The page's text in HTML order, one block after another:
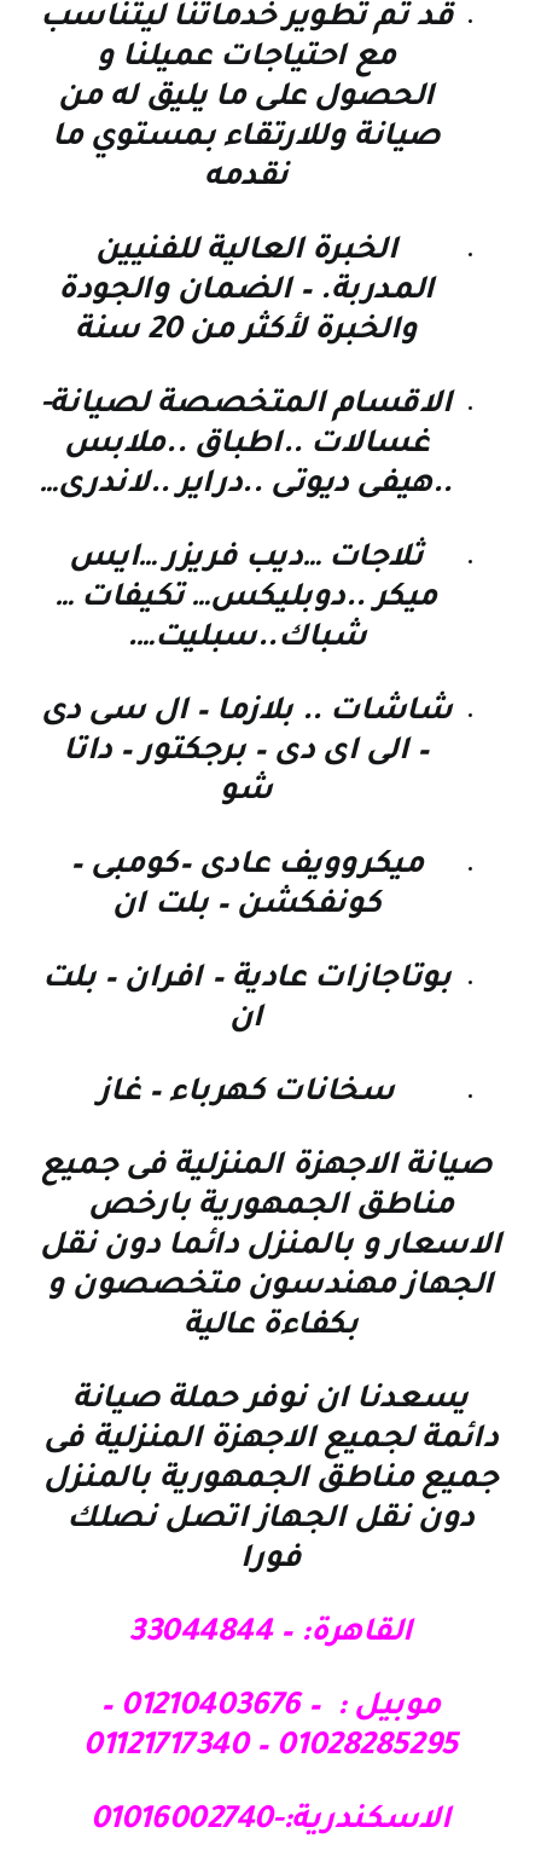
قد تم تطوير خدماتنا ليتناسب
مع احتياجات عميلنا و
الحصول على ما يليق له من
صيانة وللارتقاء بمستوي ما
نقدمه
الخبرة العالية للفنيين
المدربة. – الضمان والجودة
والخبرة لأكثر من 20 سنة
الاقسام المتخصصة لصيانة-
غسالات ..اطباق ..ملابس
..هيفى ديوتى ..دراير ..لاندرى…
ثلاجات …ديب فريزر …ايس
ميكر ..دوبليكس… تكيفات …
شباك..سبليت….
شاشات .. بلازما – ال سى دى
– الى اى دى – برجكتور – داتا
شو
ميكروويف عادى –كومبى –
كونفكشن – بلت ان
بوتاجازات عادية – افران – بلت
ان
سخانات كهرباء – غاز
صيانة الاجهزة المنزلية فى جميع
مناطق الجمهورية بارخص
الاسعار و بالمنزل دائما دون نقل
الجهاز مهندسون متخصصون و
بكفاءة عالية
يسعدنا ان نوفر حملة صيانة
دائمة لجميع الاجهزة المنزلية فى
جميع مناطق الجمهورية بالمنزل
دون نقل الجهاز اتصل نصلك
فورا
القاهرة: – 33044844
موبيل : – 01210403676 –
01028285295 – 01121717340
الاسكندرية:-01016002740